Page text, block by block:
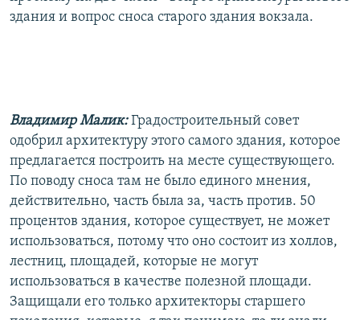
здания и вопрос сноса старого здания вокзала.
Владимир Малик: Градостроительный совет
одобрил архитектуру этого самого здания, которое
предлагается построить на месте существующего.
По поводу сноса там не было единого мнения,
действительно, часть была за, часть против. 50
процентов здания, которое существует, не может
использоваться, потому что оно состоит из холлов,
лестниц, площадей, которые не могут
использоваться в качестве полезной площади.
Защищали его только архитекторы старшего